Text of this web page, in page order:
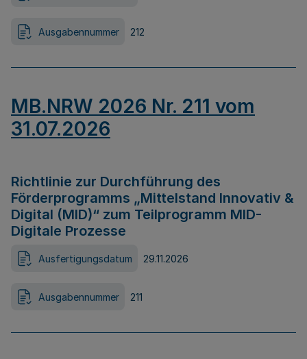
Ausgabennummer 212
MB.NRW 2026 Nr. 211 vom
31.07.2026
Richtlinie zur Durchführung des
Förderprogramms „Mittelstand Innovativ &
Digital (MID)“ zum Teilprogramm MID-
Digitale Prozesse
Ausfertigungsdatum 29.11.2026
Ausgabennummer 211